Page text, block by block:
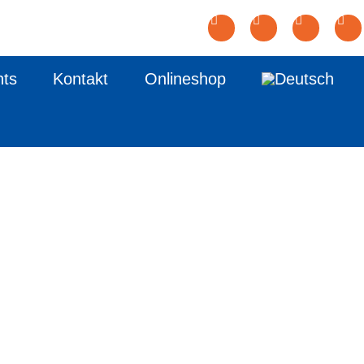
Kontakt Onlineshop